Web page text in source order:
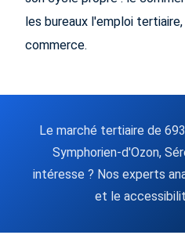
les bureaux l'emploi
commerce.
Le marché tertiaire de
Symphorien-d'Ozon,
intéresse ? Nos experts
et le